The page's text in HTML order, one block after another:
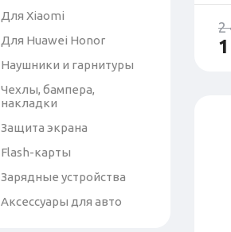
Для Xiaomi
Для Huawei Honor
Наушники и гарнитуры
Чехлы, бампера,
накладки
Защита экрана
Flash-карты
Зарядные устройства
Аксессуары для авто
2